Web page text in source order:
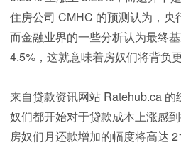
住房公司 CMHC 的预测认为，央
而金融业界的一些分析认为最终
4.5%，这就意味着房奴们将背负
来自贷款资讯网站 Ratehub.ca
奴们都开始对于贷款成本上涨感
房奴们月还款增加的幅度将高达